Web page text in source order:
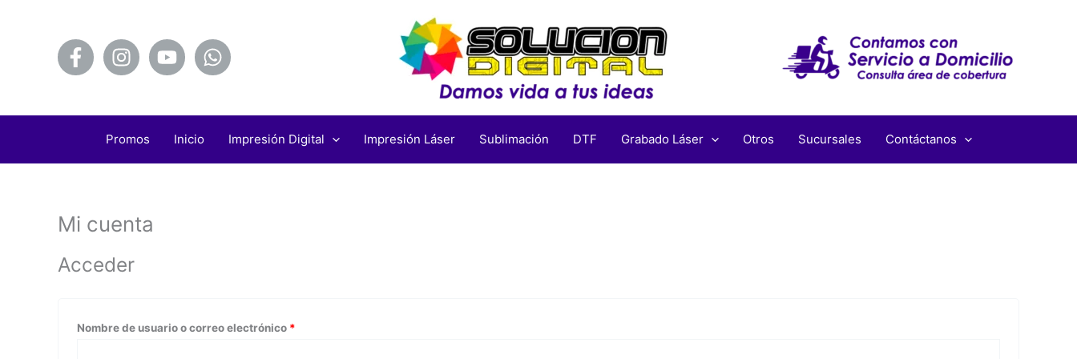
Promos Inicio Impresión Digital Impresión Láser Sublimación DTF Grabado Láser Otros Sucursales Contáctanos
Mi cuenta
Acceder
Nombre de usuario o correo electrónico *